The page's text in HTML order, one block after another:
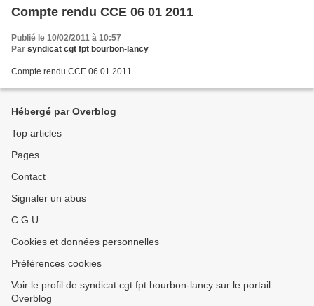
Compte rendu CCE 06 01 2011
Publié le 10/02/2011 à 10:57
Par syndicat cgt fpt bourbon-lancy
Compte rendu CCE 06 01 2011
Hébergé par Overblog
Top articles
Pages
Contact
Signaler un abus
C.G.U.
Cookies et données personnelles
Préférences cookies
Voir le profil de syndicat cgt fpt bourbon-lancy sur le portail
Overblog